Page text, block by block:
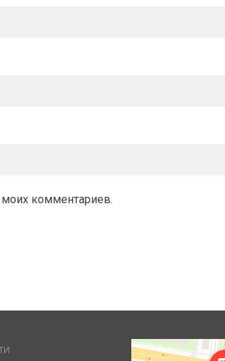
комментариев.
Королёв
Яндекс Карты —